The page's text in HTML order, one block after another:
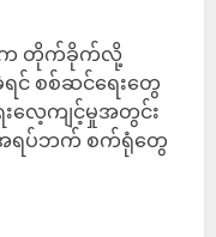
က တိုက်ခိုက်လို့
ရင် စစ်ဆင်ရေးတွေ
လေ့ကျင့်မှုအတွင်း
အရပ်ဘက် စက်ရုံတွေ